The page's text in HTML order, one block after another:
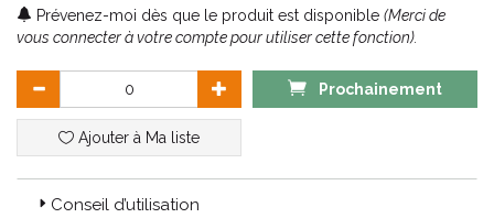
torticolis.
Utilisations à froid: élongations, coups et hématomes.
Prévenez-moi dès que le produit est disponible (Merci de
vous connecter à votre compte pour utiliser cette fonction).
Prochainement
Ajouter à Ma liste
Conseil d’utilisation